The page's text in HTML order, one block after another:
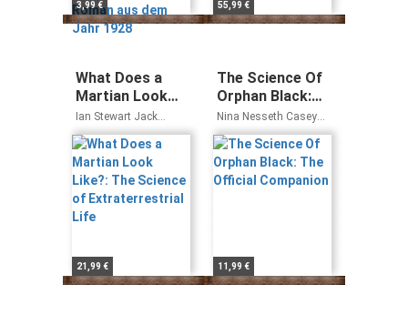
3,99 € 55,99 €
What Does a
Martian Look
Like?: The
Science of
Extraterrestrial
Life
Ian Stewart Jack
Cohen
21,99 €
The Science Of
Orphan Black:
The Official
Companion
Nina Nesseth Casey
Griffin
11,99 €